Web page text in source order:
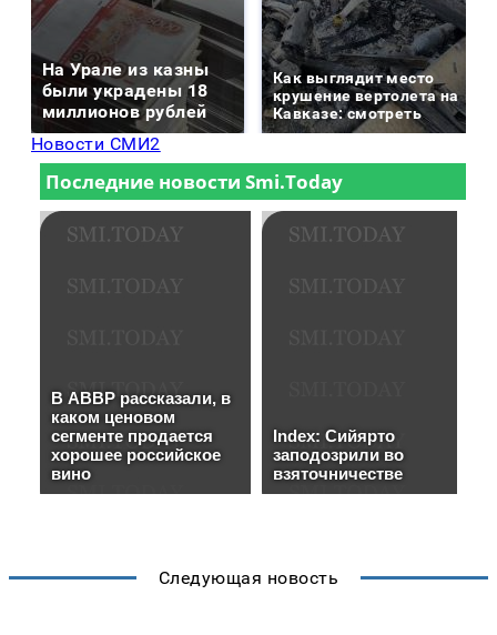
На Урале из казны
были украдены 18
миллионов рублей
Как выглядит место
крушение вертолета на
Кавказе: смотреть
Новости СМИ2
Следующая новость